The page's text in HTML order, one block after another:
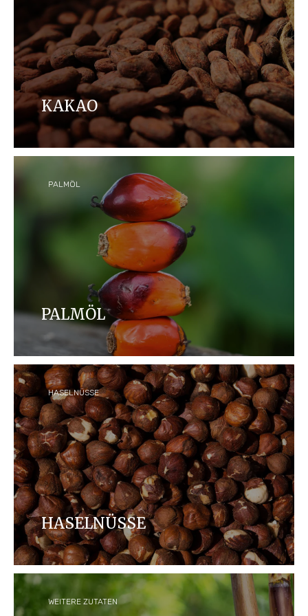
KAKAO
Kakao ist eine wichtige Zutat in unseren
Produkten und wir verpflichten uns, aktiv zu einer
verantwortungsbewussten Kakao-Lieferkette
PALMÖL
PALMÖL
Bei Ferrero verpflichten wir uns, zu 100% durch
RSPO als segregiert zertifiziertes Palmöl zu
beziehen, das sich bis zu den Plantagen
zurückverfolgen lässt.
HASELNÜSSE
HASELNÜSSE
Wir arbeiten daran, eine verantwortungsbewusste
Haselnuss-Lieferkette zu erreichen.
WEITERE ZUTATEN